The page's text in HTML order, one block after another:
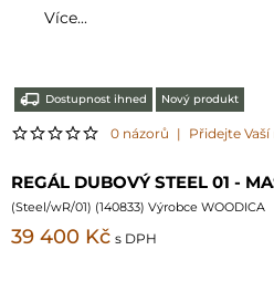
Více...
Dostupnost ihned Nový produkt
0 názorů | Přidejte Vaší
REGÁL DUBOVÝ STEEL 01 -
(Steel/wR/01) (140833) Výrobce WOODICA
39 400 Kč s DPH